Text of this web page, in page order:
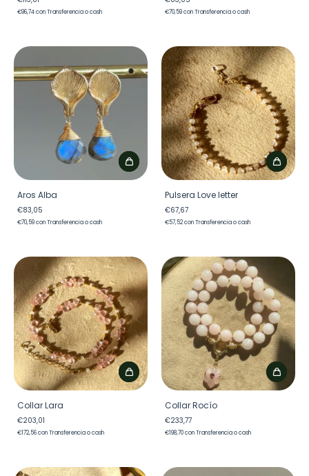
€96,74conTransferencia o cash €70,59conTransferencia o cash
Aros Alba
€83,05
€70,59conTransferencia o cash
Pulsera Love letter
€67,67
€57,52conTransferencia o cash
Collar Lara
€203,01
€172,56conTransferencia o cash
Collar Rocío
€233,77
€198,70conTransferencia o cash